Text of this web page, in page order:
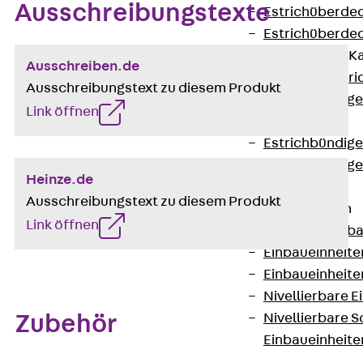
Estrichbündige
Einbaueinheiten
Nivellierbare
Nivellierbare
Ausschreibungstexte
Ausschreiben.de
Ausschreibungstext zu diesem Produkt
Link öffnen
Heinze.de
Ausschreibungstext zu diesem Produkt
Link öffnen
Zubehör